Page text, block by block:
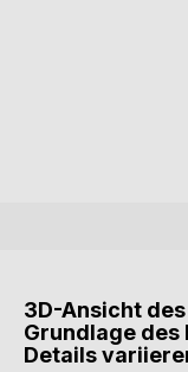
3D-Ansicht
Grundlage des
Details